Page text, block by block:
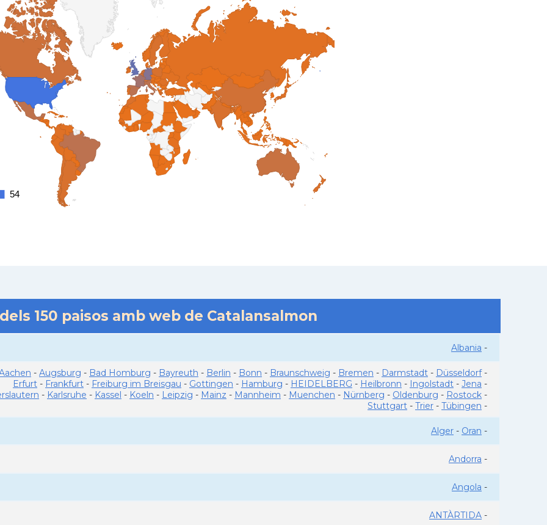
54
54
150 paisos amb web de Catalansalmon
Albania -
- Augsburg - Bad Homburg - Bayreuth - Berlin - Bonn - Braunschweig - Bremen - Darmstadt - Düsseldorf-
Erfurt - Frankfurt - Freiburg im Breisgau - Gottingen - Hamburg - HEIDELBERG - Heilbronn - Ingolstadt - Jena -
- Karlsruhe - Kassel - Koeln - Leipzig - Mainz - Mannheim - Muenchen - Nürnberg - Oldenburg - Rostock -
Stuttgart - Trier - Tübingen -
Alger - Oran -
Andorra -
Angola -
ANTÀRTIDA -